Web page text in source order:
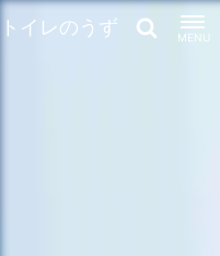
トイレのうず MENU